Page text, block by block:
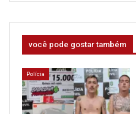
você pode gostar também
Polícia